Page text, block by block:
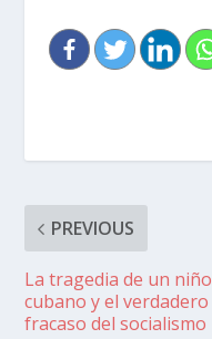
PREVIOUS
La tragedia de un niño
cubano y el verdadero
fracaso del socialismo